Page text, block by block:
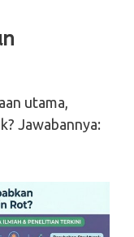
utama,
Jawabannya: